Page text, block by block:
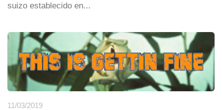
suizo establecido en...
11/03/2019